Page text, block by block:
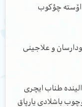
اۆسته چؤکوب
و علاجینی
طناب ایچری
باشلادی یارپاق